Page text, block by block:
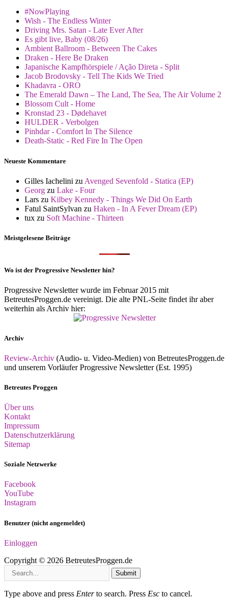
#NowPlaying
Wish - The Endless Winter
Driving Mrs. Satan - Late Ever After
Es gibt live, Baby (08/26)
Ambient Ballroom - Between The Cakes
Draken - Here Be Draken
Japanische Kampfhörspiele / Ação Direta - Split
Jacob Brodovsky - Tell The Kids We Tried
Khadavra - ORO
The Emerald Dawn – The Land, The Sea, The Air Volume 2
Blossom Cult - Home
Kronstad 23 - Dødehavet
HULDER - Verbolgen
Pinhdar - Comfort In The Silence
Death-Static - Red Fire In The Open
Neueste Kommentare
Gilles Iachelini zu Avenged Sevenfold - Statica (EP)
Georg zu Lake - Four
Lars zu Kilbey Kennedy - Things We Did On Earth
Fatul SaintSylvan zu Haken - In A Fever Dream (EP)
tux zu Soft Machine - Thirteen
Meistgelesene Beiträge
Wo ist der Progressive Newsletter hin?
Progressive Newsletter wurde im Februar 2015 mit
BetreutesProggen.de vereinigt. Die alte PNL-Seite findet ihr aber
weiterhin als Archiv hier:
Archiv
Review-Archiv (Audio- u. Video-Medien) von BetreutesProggen.de
und unserem Vorläufer Progressive Newsletter (Est. 1995)
Betreutes Proggen
Über uns
Kontakt
Impressum
Datenschutzerklärung
Sitemap
Soziale Netzwerke
Facebook
YouTube
Instagram
Benutzer (nicht angemeldet)
Einloggen
Copyright © 2026 BetreutesProggen.de
Submit
Type above and press Enterto search. Press Esc to cancel.